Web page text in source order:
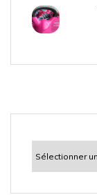
c
découvrir